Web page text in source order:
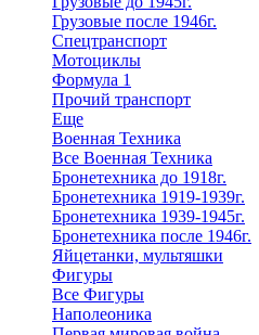
Грузовые после 1946г.
Спецтранспорт
Мотоциклы
Формула 1
Прочий транспорт
Еще
Военная Техника
Все Военная Техника
Бронетехника до 1918г.
Бронетехника 1919-1939г.
Бронетехника 1939-1945г.
Бронетехника после 1946г.
Яйцетанки, мультяшки
Фигуры
Все Фигуры
Наполеоника